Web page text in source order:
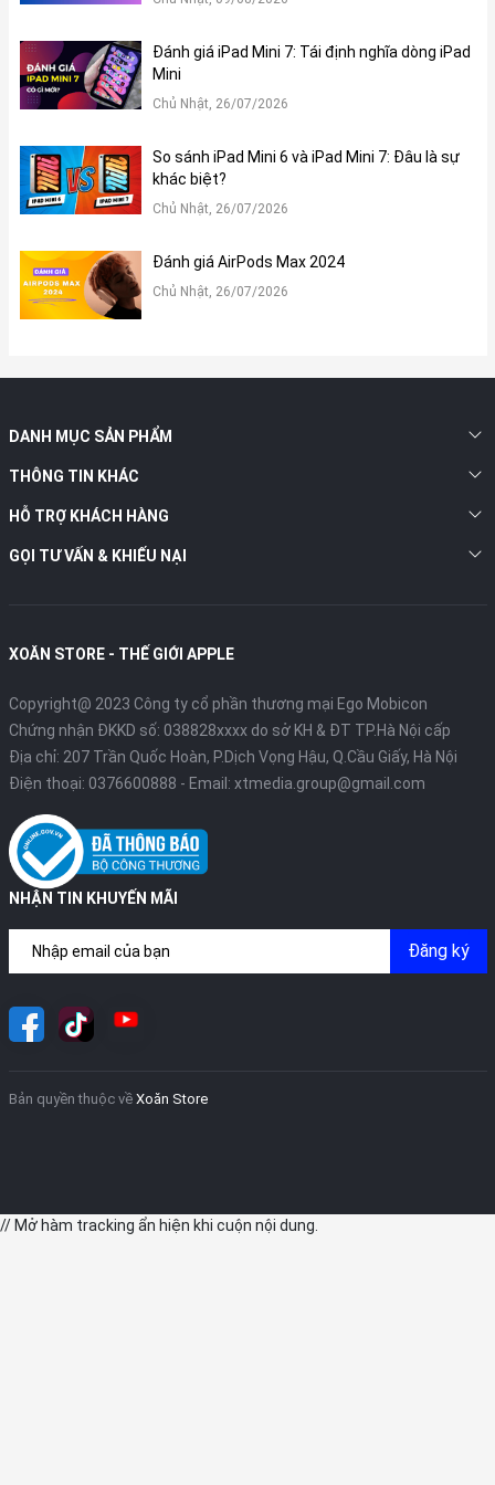
tạo chùm tín hiệu tập trung về một mục tiêu cụ thể, mục đích
chính nhằm giảm nhiễu và tiếng ồn xung quanh. AirPods cũng có
cảm biến chuyển động giúp kích hoạt Siri bằng cách gõ hai lần
lên thiết bị.
Kết nối nhanh chóng:
Điểm đáng chú ý của Airpods là khả năng kết nối vô cùng dễ
sản phẩm với các thiết bị khác vô cùng linh hoạt. Ngoài iPhone 7,
các thiết bị của Apple khác cũng có thể kết nối với Airpods miễn
là đang chạy iOS 10.
phải được cài đặt hệ điều hành Sierra đối với Mac và Apple
h5
Đánh giá iPad Mini 7: Tái định nghĩa dòng iPad
Mini
Chủ Nhật, 26/07/2026
So sánh iPad Mini 6 và iPad Mini 7: Đâu là sự
khác biệt?
Chủ Nhật, 26/07/2026
Đánh giá AirPods Max 2024
Chủ Nhật, 26/07/2026
DANH MỤC SẢN PHẨM
THÔNG TIN KHÁC
HỖ TRỢ KHÁCH HÀNG
GỌI TƯ VẤN & KHIẾU NẠI
XOĂN STORE - THẾ GIỚI APPLE
Copyright@ 2023 Công ty cổ phần thương mại Ego Mobicon
Chứng nhận ĐKKD số: 038828xxxx do sở KH & ĐT TP.Hà Nội cấp
Địa chỉ: 207 Trần Quốc Hoàn, P.Dịch Vọng Hậu, Q.Cầu Giấy, Hà Nội
Điện thoại: 0376600888 - Email: xtmedia.group@gmail.com
NHẬN TIN KHUYẾN MÃI
Đăng ký
Bản quyền thuộc về Xoăn Store
// Mở hàm tracking ẩn hiện khi cuộn nội dung.